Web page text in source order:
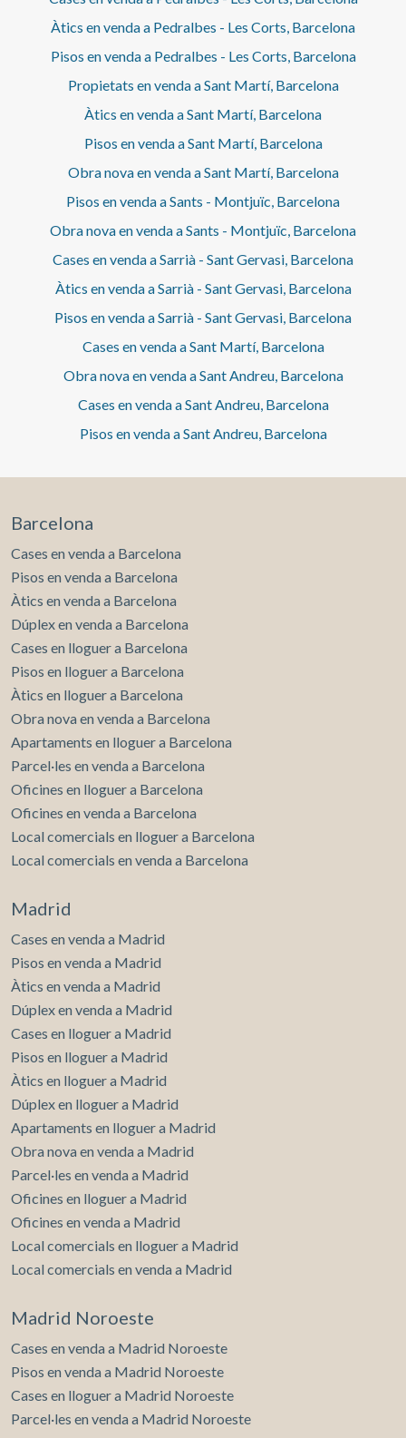
Àtics en venda a Pedralbes - Les Corts, Barcelona
Pisos en venda a Pedralbes - Les Corts, Barcelona
Propietats en venda a Sant Martí, Barcelona
Àtics en venda a Sant Martí, Barcelona
Pisos en venda a Sant Martí, Barcelona
Obra nova en venda a Sant Martí, Barcelona
Pisos en venda a Sants - Montjuïc, Barcelona
Obra nova en venda a Sants - Montjuïc, Barcelona
Cases en venda a Sarrià - Sant Gervasi, Barcelona
Àtics en venda a Sarrià - Sant Gervasi, Barcelona
Pisos en venda a Sarrià - Sant Gervasi, Barcelona
Cases en venda a Sant Martí, Barcelona
Obra nova en venda a Sant Andreu, Barcelona
Cases en venda a Sant Andreu, Barcelona
Pisos en venda a Sant Andreu, Barcelona
Barcelona
Cases en venda a Barcelona
Pisos en venda a Barcelona
Àtics en venda a Barcelona
Dúplex en venda a Barcelona
Cases en lloguer a Barcelona
Pisos en lloguer a Barcelona
Àtics en lloguer a Barcelona
Obra nova en venda a Barcelona
Apartaments en lloguer a Barcelona
Parcel·les en venda a Barcelona
Oficines en lloguer a Barcelona
Oficines en venda a Barcelona
Local comercials en lloguer a Barcelona
Local comercials en venda a Barcelona
Madrid
Cases en venda a Madrid
Pisos en venda a Madrid
Àtics en venda a Madrid
Dúplex en venda a Madrid
Cases en lloguer a Madrid
Pisos en lloguer a Madrid
Àtics en lloguer a Madrid
Dúplex en lloguer a Madrid
Apartaments en lloguer a Madrid
Obra nova en venda a Madrid
Parcel·les en venda a Madrid
Oficines en lloguer a Madrid
Oficines en venda a Madrid
Local comercials en lloguer a Madrid
Local comercials en venda a Madrid
Madrid Noroeste
Cases en venda a Madrid Noroeste
Pisos en venda a Madrid Noroeste
Cases en lloguer a Madrid Noroeste
Parcel·les en venda a Madrid Noroeste